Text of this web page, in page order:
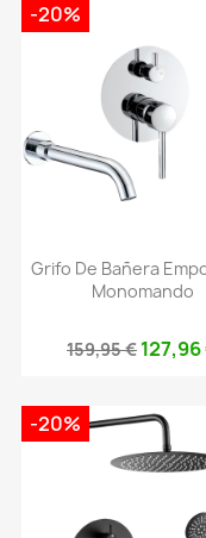
Grifo De Bañera
Monomando
159,95 €
-20%
-20%